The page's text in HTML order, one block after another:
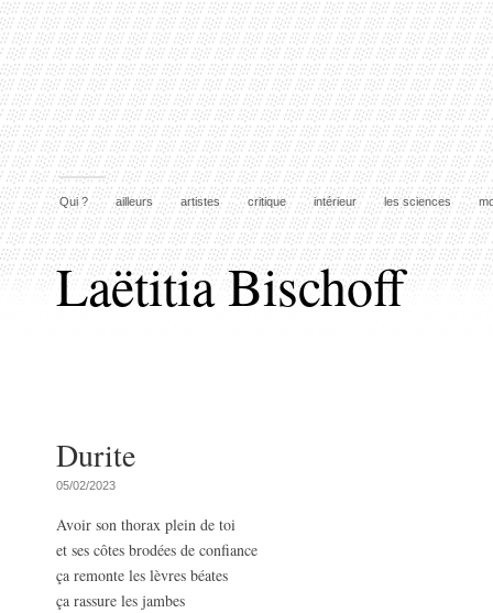
Qui ? ailleurs artistes critique intérieur les sciences
Laëtitia Bischoff
Durite
05/02/2023
Avoir son thorax plein de toi
et ses côtes brodées de confiance
ça remonte les lèvres béates
ça rassure les jambes